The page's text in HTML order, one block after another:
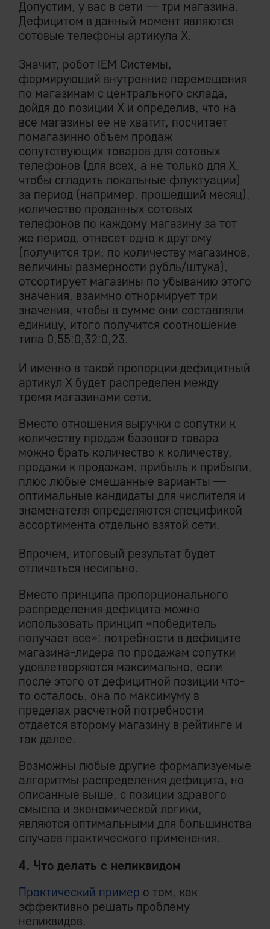
Допустим, у вас в сети — три магазина.
Дефицитом в данный момент являются
сотовые телефоны артикула Х.
Значит, робот IEM Системы,
формирующий внутренние перемещения
по магазинам с центрального склада,
дойдя до позиции Х и определив, что на
все магазины ее не хватит, посчитает
помагазинно объем продаж
сопутствующих товаров для сотовых
телефонов (для всех, а не только для Х,
чтобы сгладить локальные флуктуации)
за период (например, прошедший месяц),
количество проданных сотовых
телефонов по каждому магазину за тот
же период, отнесет одно к другому
(получится три, по количеству магазинов,
величины размерности рубль/штука),
отсортирует магазины по убыванию этого
значения, взаимно отнормирует три
значения, чтобы в сумме они составляли
единицу, итого получится соотношение
типа 0,55:0,32:0,23.
И именно в такой пропорции дефицитный
артикул Х будет распределен между
тремя магазинами сети.
Вместо отношения выручки с сопутки к
количеству продаж базового товара
можно брать количество к количеству,
продажи к продажам, прибыль к прибыли,
плюс любые смешанные варианты —
оптимальные кандидаты для числителя и
знаменателя определяются спецификой
ассортимента отдельно взятой сети.
Впрочем, итоговый результат будет
отличаться несильно.
Вместо принципа пропорционального
распределения дефицита можно
использовать принцип «победитель
получает все»: потребности в дефиците
магазина-лидера по продажам сопутки
удовлетворяются максимально, если
после этого от дефицитной позиции что-
то осталось, она по максимуму в
пределах расчетной потребности
отдается второму магазину в рейтинге и
так далее.
Возможны любые другие формализуемые
алгоритмы распределения дефицита, но
описанные выше, с позиции здравого
смысла и экономической логики,
являются оптимальными для большинства
случаев практического применения.
4. Что делать с неликвидом
Практический пример о том, как
эффективно решать проблему
неликвидов.